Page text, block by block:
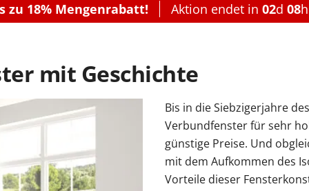
Holz-Alu
Fenster
Aluminium­
Dachfenster
Dachfenster
Holz Balkontüren Holz-
Balkontüren
Aluminium
Zubehör
Montageset
Faltschiebe­türen Hebeschiebe­türen
Optionen
Holz
Nebeneingangstüren
Nebeneingangstür
Nebeneingangstür
Holz
Nebeneingangstür
Fensterläden
Konfigurieren
Markisen
Konfigurieren
Pergola
Konfigurieren
Schiebetor
Zäune
Gartenzaun
Konfigurieren
Rolltore
Rolltor konfigurieren
Optionen
Sektionaltor
Garagentor mit Tür
Carports mit Abstellraum
Optionen
Doppelcarport
Carport Dacheindeckung
Carport Beleuchtung
zu 18% Mengenrabatt! Aktion endet in 02d 08h
mit Geschichte
Bis in die Siebzigerjahre
Verbundfenster für sehr
günstige Preise. Und
mit dem Aufkommen des
Vorteile dieser